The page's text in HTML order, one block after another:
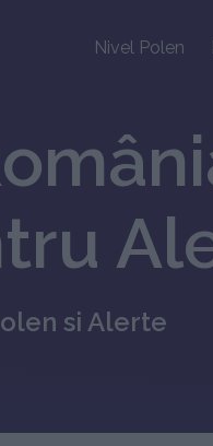
Nivel Polen
si Alerte